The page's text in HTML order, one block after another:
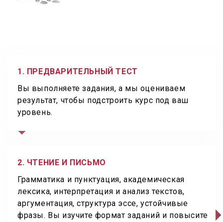
1. ПРЕДВАРИТЕЛЬНЫЙ ТЕСТ
Вы выполняете задания, а мы оцениваем
результат, чтобы подстроить курс под ваш
уровень.
2. ЧТЕНИЕ И ПИСЬМО
Грамматика и пунктуация, академическая
лексика, интерпретация и анализ текстов,
аргументация, структура эссе, устойчивые
фразы. Вы изучите формат заданий и повысите